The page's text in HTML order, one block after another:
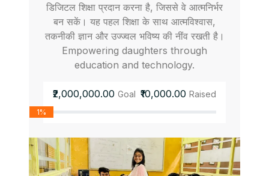
डिजिटल शिक्षा प्रदान करना है, जिससे वे आत्मनिर्भर
बन सकें। यह पहल शिक्षा के साथ आत्मविश्वास,
तकनीकी ज्ञान और उज्ज्वल भविष्य की नींव रखती है।
Empowering daughters through
education and technology.
₹2,000,000.00 Goal ₹10,000.00 Raised
1%